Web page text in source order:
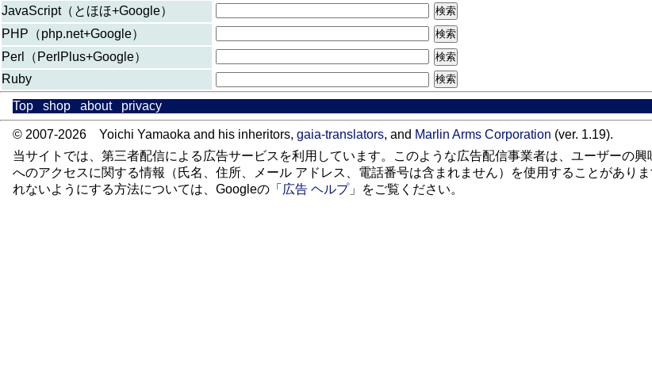
JavaScript（とほほ+Google）
PHP（php.net+Google）
Perl（PerlPlus+Google）
Ruby
Top
shop about privacy
© 2007-2026 Yoichi Yamaoka and his inheritors, gaia-translators, and Marlin Arms Corporation (ver. 1.19).
当サイトでは、第三者配信による広告サービスを利用しています。このような広告配信事業者は、ユーザーの
へのアクセスに関する情報（氏名、住所、メール アドレス、電話番号は含まれません）を使用することがあり
れないようにする方法については、Googleの「 広告 ヘルプ」をご覧ください。